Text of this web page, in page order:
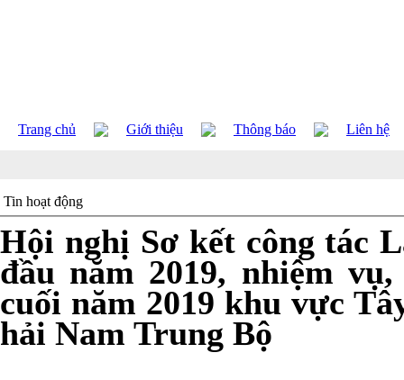
Trang chủ Giới thiệu Thông báo Liên hệ
Tin hoạt động
Hội nghị Sơ kết công tác
đầu năm 2019, nhiệm
cuối năm 2019 khu vực
hải Nam Trung Bộ